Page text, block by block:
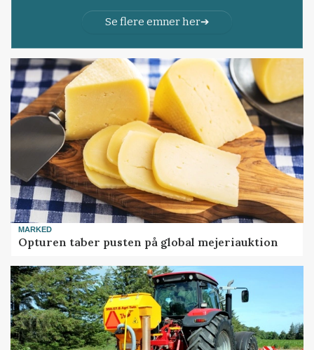
Se flere emner her
MARKED
Opturen taber pusten på global mejeriauktion